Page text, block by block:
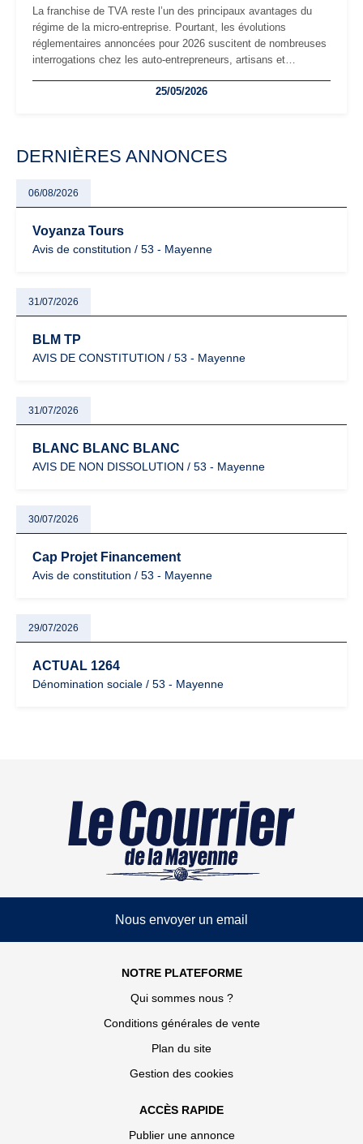
La franchise de TVA reste l’un des principaux avantages du
régime de la micro-entreprise. Pourtant, les évolutions
réglementaires annoncées pour 2026 suscitent de nombreuses
interrogations chez les auto-entrepreneurs, artisans et
facturation ou risque de bascule vers la TVA : les règles
25/05/2026
DERNIÈRES ANNONCES
06/08/2026
Voyanza Tours
Avis de constitution / 53 - Mayenne
31/07/2026
BLM TP
AVIS DE CONSTITUTION / 53 - Mayenne
31/07/2026
BLANC BLANC BLANC
AVIS DE NON DISSOLUTION / 53 - Mayenne
30/07/2026
Cap Projet Financement
Avis de constitution / 53 - Mayenne
29/07/2026
ACTUAL 1264
Dénomination sociale / 53 - Mayenne
Nous envoyer un email
NOTRE PLATEFORME
Qui sommes nous ?
Conditions générales de vente
Plan du site
Gestion des cookies
ACCÈS RAPIDE
Publier une annonce